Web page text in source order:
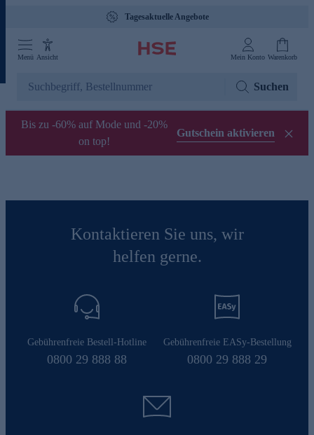
Tagesaktuelle Angebote
Menü Ansicht Mein Konto Warenkorb
Suchen
Bis zu -60% auf Mode und -20%
on top!
Gutschein aktivieren
Kontaktieren Sie uns, wir
helfen gerne.
Gebührenfreie Bestell-Hotline
0800 29 888 88
Gebührenfreie EASy-Bestellung
0800 29 888 29